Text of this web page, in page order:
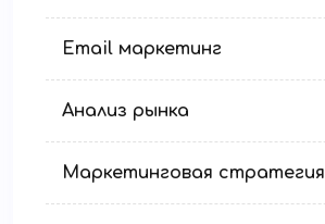
Email маркетинг
Анализ рынка
Маркетинговая стратегия